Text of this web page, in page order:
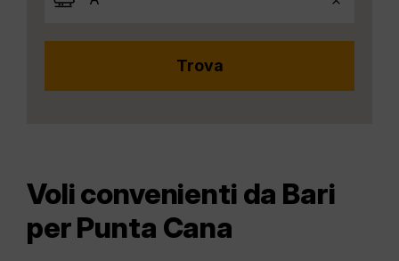
Voli convenienti da Bari
per Punta Cana